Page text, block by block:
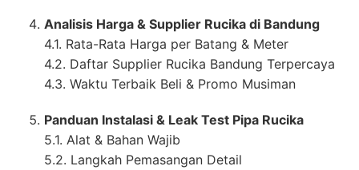
Analisis Harga & Supplier Rucika di Bandung
4.1. Rata-Rata Harga per Batang & Meter
4.2. Daftar Supplier Rucika Bandung Terpercaya
4.3. Waktu Terbaik Beli & Promo Musiman
Panduan Instalasi & Leak Test Pipa Rucika
5.1. Alat & Bahan Wajib
5.2. Langkah Pemasangan Detail